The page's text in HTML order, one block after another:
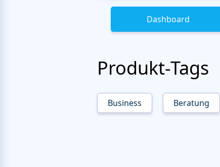
Dashboard
Produkt-Tags
Business Beratung